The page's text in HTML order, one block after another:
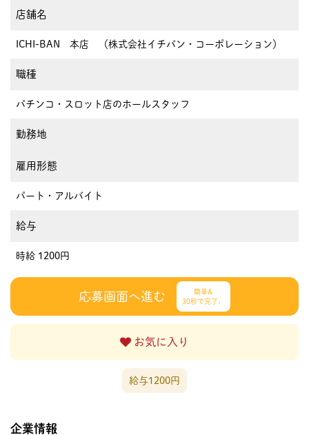
店舗名
ICHI-BAN 本店 （株式会社イチバン・コーポレーション）
職種
パチンコ・スロット店のホールスタッフ
勤務地
雇用形態
パート・アルバイト
給与
時給 1200円
応募画面へ進む
簡単&
30秒で完了♩
お気に入り
給与1200円
企業情報